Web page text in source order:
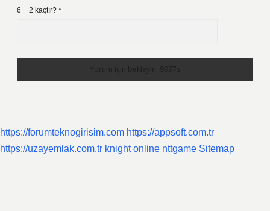
6 + 2 kaçtır? *
https://forumteknogirisim.com https://appsoft.com.tr
https://uzayemlak.com.tr knight online nttgame Sitemap